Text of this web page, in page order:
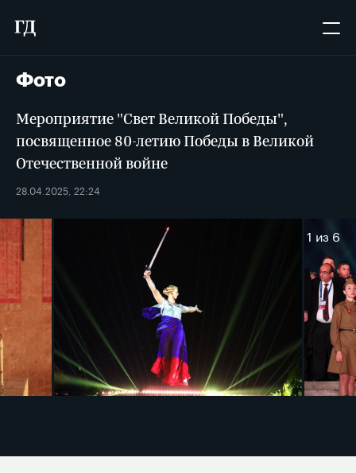
Фото
Мероприятие "Свет Великой Победы",
посвященное 80-летию Победы в Великой
Отечественной войне
28.04.2025, 22:24
1 из 6